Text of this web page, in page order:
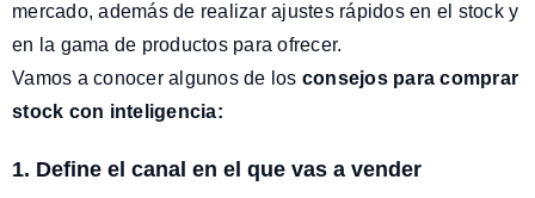
mercado, además de realizar ajustes rápidos en el stock y
en la gama de productos para ofrecer.
Vamos a conocer algunos de los consejos para comprar
stock con inteligencia:
1. Define el canal en el que vas a vender